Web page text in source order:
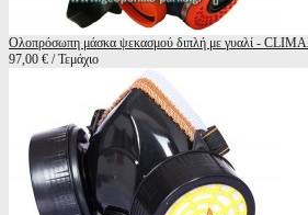
Ολοπρόσωπη μάσκα ψεκασμού διπλή με γυαλί -
97,00 € / Τεμάχιο